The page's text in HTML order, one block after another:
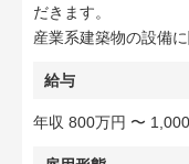
だきます。
産業系建築物の設備
給与
年収 800万円 〜